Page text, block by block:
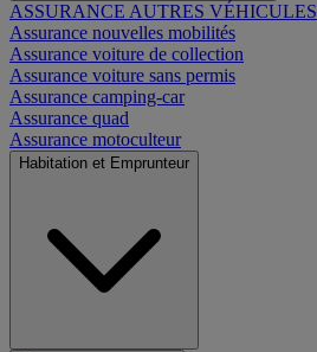
ASSURANCE AUTRES VÉHICULES
Assurance nouvelles mobilités
Assurance voiture de collection
Assurance voiture sans permis
Assurance camping-car
Assurance quad
Assurance motoculteur
Habitation et Emprunteur